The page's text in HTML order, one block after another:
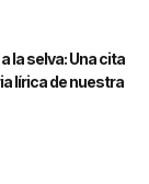
la selva: Una cita
lírica de nuestra